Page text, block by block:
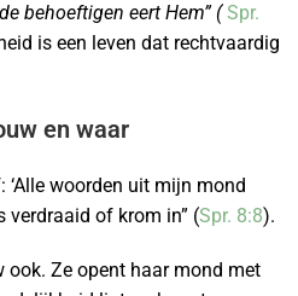
behoeftigen eert Hem” ( Spr.
is een leven dat rechtvaardig
en waar
woorden uit mijn mond
verdraaid of krom in” (Spr. 8:8).
ook. Ze opent haar mond met